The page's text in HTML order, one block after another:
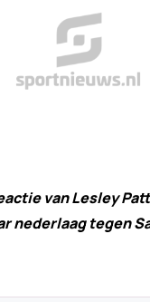
van Lesley
nederlaag tegen